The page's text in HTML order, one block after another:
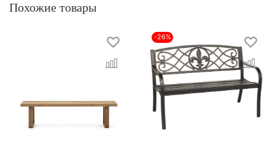
Похожие товары
-26%